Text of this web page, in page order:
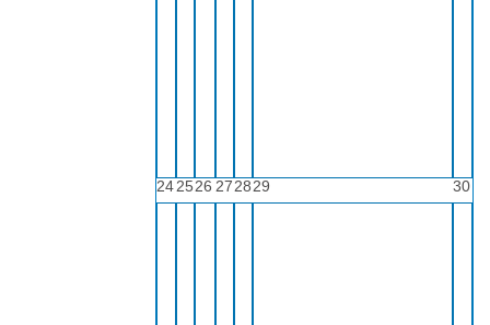
242526 272829 30